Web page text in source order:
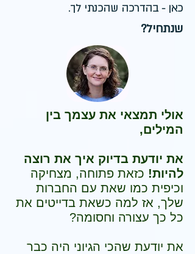
כאן - בהדרכה שהכנתי לך.
שנתחיל?
אולי תמצאי את עצמך בין
המילים,
את יודעת בדיוק איך את רוצה
להיות! כזאת פתוחה, מצחיקה
וכיפית כמו שאת עם החברות
שלך, אז למה כשאת בדייטים את
כל כך עצורה וחסומה?
את יודעת שהכי הגיוני היה כבר